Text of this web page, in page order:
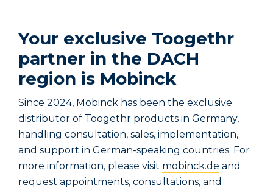
Your exclusive Toogethr
partner in the DACH
region is Mobinck
Since 2024, Mobinck has been the exclusive
distributor of Toogethr products in Germany,
handling consultation, sales, implementation,
and support in German-speaking countries. For
more information, please visit mobinck.de and
request appointments, consultations, and